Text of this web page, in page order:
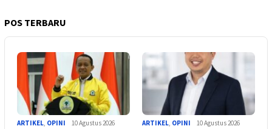
POS TERBARU
ARTIKEL, OPINI 10 Agustus 2026 ARTIKEL, OPINI 10 Agustus 2026